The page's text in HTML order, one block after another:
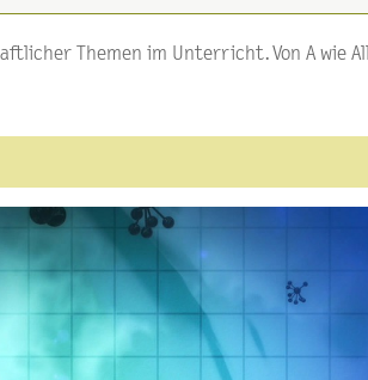
Themen im Unterricht. Von A wie